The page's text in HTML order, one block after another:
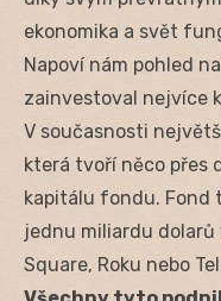
ekonomika a svět
Napoví nám pohled
zainvestoval nejvíce
V současnosti
která tvoří něco přes
kapitálu fondu. Fond
jednu miliardu
Square, Roku nebo